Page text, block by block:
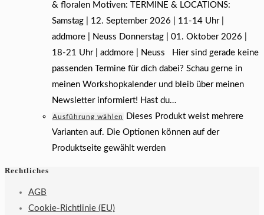
& floralen Motiven: TERMINE & LOCATIONS:
Samstag | 12. September 2026 | 11-14 Uhr |
addmore | Neuss Donnerstag | 01. Oktober 2026 |
18-21 Uhr | addmore | Neuss Hier sind gerade keine
passenden Termine für dich dabei? Schau gerne in
meinen Workshopkalender und bleib über meinen
Newsletter informiert! Hast du…
Ausführung wählen
Dieses Produkt weist mehrere
Varianten auf. Die Optionen können auf der
Produktseite gewählt werden
Rechtliches
AGB
Cookie-Richtlinie (EU)